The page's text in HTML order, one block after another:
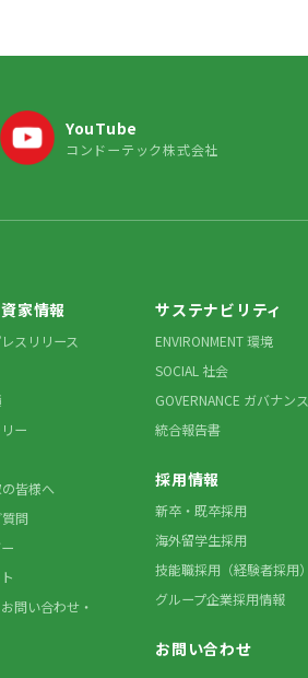
YouTube
コンドーテック株式会社
家情報
スリリース
ー
皆様へ
問
問い合わせ・
サステナビリティ
ENVIRONMENT 環境
SOCIAL 社会
GOVERNANCE ガバナンス
統合報告書
採用情報
新卒・既卒採用
海外留学生採用
技能職採用（経験者採用）
グループ企業採用情報
お問い合わせ